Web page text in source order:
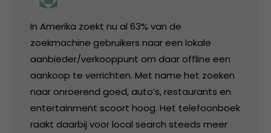
In Amerika zoekt nu al 63% van de
zoekmachine gebruikers naar een lokale
aanbieder/verkooppunt om daar offline een
aankoop te verrichten. Met name het zoeken
naar onroerend goed, auto’s, restaurants en
entertainment scoort hoog. Het telefoonboek
raakt daarbij voor local search steeds meer